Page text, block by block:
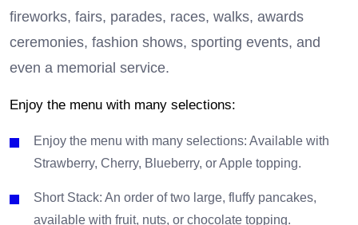
fireworks, fairs, parades, races, walks, awards
ceremonies, fashion shows, sporting events, and
even a memorial service.
Enjoy the menu with many selections:
Enjoy the menu with many selections: Available with
Strawberry, Cherry, Blueberry, or Apple topping.
Short Stack: An order of two large, fluffy pancakes,
available with fruit, nuts, or chocolate topping.